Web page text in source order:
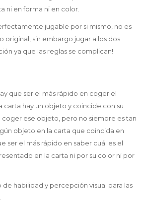
ni en forma ni en color.
jugable por si mismo, no es
original, sin embargo jugar a los dos
ya que las reglas se complican!
que ser el más rápido en coger el
carta hay un objeto y coincide con su
ese objeto, pero no siempre es tan
objeto en la carta que coincida en
ser el más rápido en saber cuál es el
en la carta ni por su color ni por
habilidad y percepción visual para las